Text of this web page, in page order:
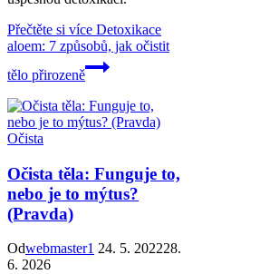
Přečtěte si více Detoxikace
aloem: 7 způsobů, jak očistit
tělo přirozeně
Očista
Očista těla: Funguje to,
nebo je to mýtus?
(Pravda)
Odwebmaster1 24. 5. 202228.
6. 2026